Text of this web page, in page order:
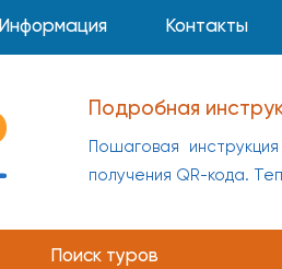
Информация Контакты
Инструкция по
Пошаговая
получения QR-кода
Поиск туров